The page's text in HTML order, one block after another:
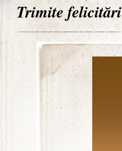
Trimite felicitări